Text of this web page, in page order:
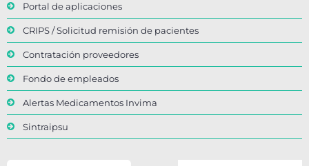
Portal de aplicaciones
CRIPS / Solicitud remisión de pacientes
Contratación proveedores
Fondo de empleados
Alertas Medicamentos Invima
Sintraipsu